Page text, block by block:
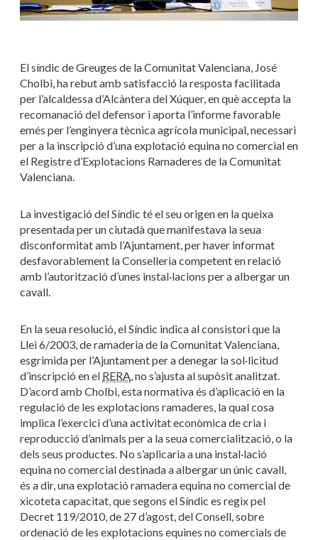
El síndic de Greuges de la Comunitat Valenciana, José
Cholbi, ha rebut amb satisfacció la resposta facilitada
per l’alcaldessa d’Alcàntera del Xúquer, en què accepta la
recomanació del defensor i aporta l’informe favorable
emés per l’enginyera tècnica agrícola municipal, necessari
per a la inscripció d’una explotació equina no comercial en
el Registre d’Explotacions Ramaderes de la Comunitat
Valenciana.
La investigació del Síndic té el seu origen en la queixa
presentada per un ciutadà que manifestava la seua
disconformitat amb l’Ajuntament, per haver informat
desfavorablement la Conselleria competent en relació
amb l’autorització d’unes instal·lacions per a albergar un
cavall.
En la seua resolució, el Síndic indica al consistori que la
Llei 6/2003, de ramaderia de la Comunitat Valenciana,
esgrimida per l’Ajuntament per a denegar la sol·licitud
d’inscripció en el RERA, no s’ajusta al supòsit analitzat.
D’acord amb Cholbi, esta normativa és d’aplicació en la
regulació de les explotacions ramaderes, la qual cosa
implica l’exercici d’una activitat econòmica de cria i
reproducció d’animals per a la seua comercialització, o la
dels seus productes. No s’aplicaria a una instal·lació
equina no comercial destinada a albergar un únic cavall,
és a dir, una explotació ramadera equina no comercial de
xicoteta capacitat, que segons el Síndic es regix pel
Decret 119/2010, de 27 d’agost, del Consell, sobre
ordenació de les explotacions equines no comercials de